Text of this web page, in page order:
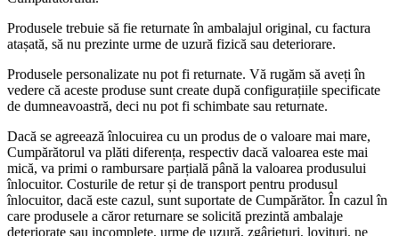
Produsele trebuie să fie returnate în ambalajul original, cu factura
atașată, să nu prezinte urme de uzură fizică sau deteriorare.
Produsele personalizate nu pot fi returnate. Vă rugăm să aveți în
vedere că aceste produse sunt create după configurațiile specificate
de dumneavoastră, deci nu pot fi schimbate sau returnate.
Dacă se agreează înlocuirea cu un produs de o valoare mai mare,
Cumpărătorul va plăti diferența, respectiv dacă valoarea este mai
mică, va primi o rambursare parțială până la valoarea produsului
înlocuitor. Costurile de retur și de transport pentru produsul
înlocuitor, dacă este cazul, sunt suportate de Cumpărător. În cazul în
care produsele a căror returnare se solicită prezintă ambalaje
deteriorate sau incomplete, urme de uzură, zgârieturi, lovituri, ne